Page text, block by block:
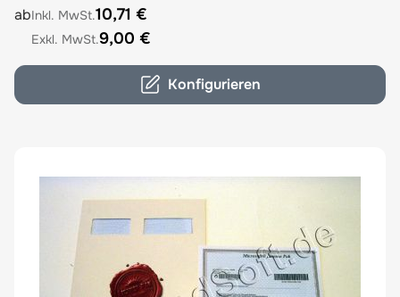
The price depends on the options chosen on the product
ab
10,71 €
9,00 €
Konfigurieren